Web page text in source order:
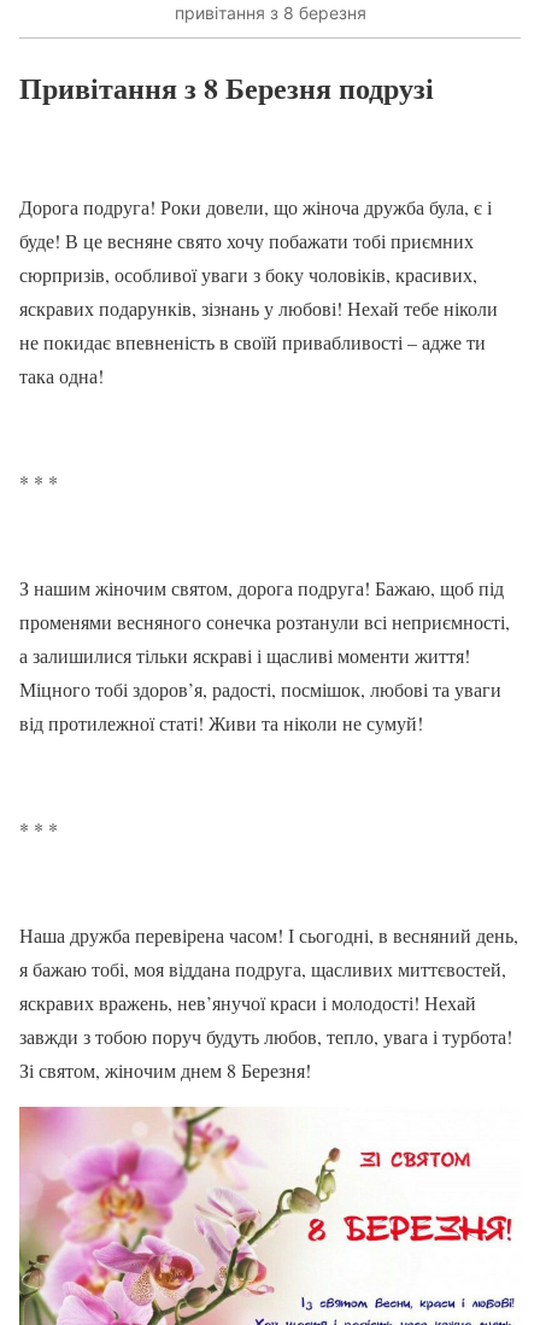
привітання з 8 березня
Привітання з 8 Березня подрузі
Дорога подруга! Роки довели, що жіноча дружба була, є і
буде! В це весняне свято хочу побажати тобі приємних
сюрпризів, особливої ​​уваги з боку чоловіків, красивих,
яскравих подарунків, зізнань у любові! Нехай тебе ніколи
не покидає впевненість в своїй привабливості – адже ти
така одна!
* * *
З нашим жіночим святом, дорога подруга! Бажаю, щоб під
променями весняного сонечка розтанули всі неприємності,
а залишилися тільки яскраві і щасливі моменти життя!
Міцного тобі здоров’я, радості, посмішок, любові та уваги
від протилежної статі! Живи та ніколи не сумуй!
* * *
Наша дружба перевірена часом! І сьогодні, в весняний день,
я бажаю тобі, моя віддана подруга, щасливих миттєвостей,
яскравих вражень, нев’янучої краси і молодості! Нехай
завжди з тобою поруч будуть любов, тепло, увага і турбота!
Зі святом, жіночим днем ​​8 Березня!